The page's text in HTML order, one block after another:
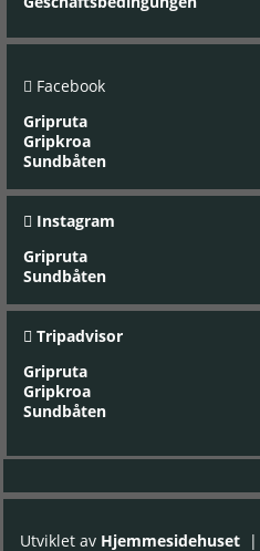
 Facebook
Gripruta
Gripkroa
Sundbåten
 Instagram
Gripruta
Sundbåten
 Tripadvisor
Gripruta
Gripkroa
Sundbåten
Utviklet av Hjemmesidehuset |